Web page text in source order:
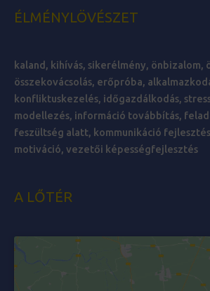
ÉLMÉNYLÖVÉSZET
kaland, kihívás, sikerélmény, önbizalom,
összekovácsolás, erőpróba,
konfliktuskezelés, időgazdálkodás,
modellezés, információ továbbítás,
feszültség alatt, kommunikáció
motiváció, vezetői képességfejlesztés
A LŐTÉR